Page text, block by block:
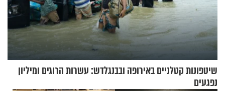
שיטפונות קטלניים באירופה ובבנגלדש: עשרות הרוגים ומיליון
נפגעים